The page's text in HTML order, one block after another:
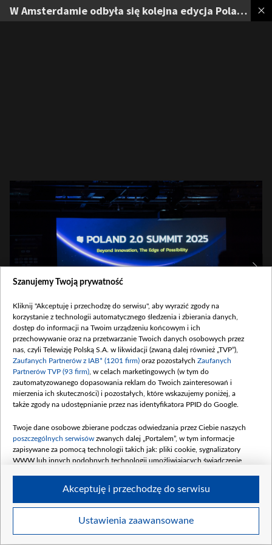
W Amsterdamie odbyła się kolejna edycja Poland 2.0 Summit
W Amsterdamie odbyła się kolejna edycja Poland 2.0 Summit, fot. Poland 2.0
1
Szczegóły
Szanujemy Twoją prywatność
Kliknij "Akceptuję i przechodzę do serwisu", aby wyrazić zgody na
korzystanie z technologii automatycznego śledzenia i zbierania danych,
dostęp do informacji na Twoim urządzeniu końcowym i ich
przechowywanie oraz na przetwarzanie Twoich danych osobowych przez
nas, czyli Telewizję Polską S.A. w likwidacji (zwaną dalej również „TVP”),
Zaufanych Partnerów z IAB* (1201 firm) oraz pozostałych Zaufanych
Partnerów TVP (93 firm) , w celach marketingowych (w tym do
zautomatyzowanego dopasowania reklam do Twoich zainteresowań i
mierzenia ich skuteczności) i pozostałych, które wskazujemy poniżej, a
także zgody na udostępnianie przez nas identyfikatora PPID do Google.
Twoje dane osobowe zbierane podczas odwiedzania przez Ciebie naszych
poszczególnych serwisów zwanych dalej „Portalem”, w tym informacje
zapisywane za pomocą technologii takich jak: pliki cookie, sygnalizatory
WWW lub innych podobnych technologii umożliwiających świadczenie
Twoje dane osobowe zbierane podczas odwiedzania przez Ciebie
Ustawienia zaawansowane
Akceptuję i przechodzę do serwisu